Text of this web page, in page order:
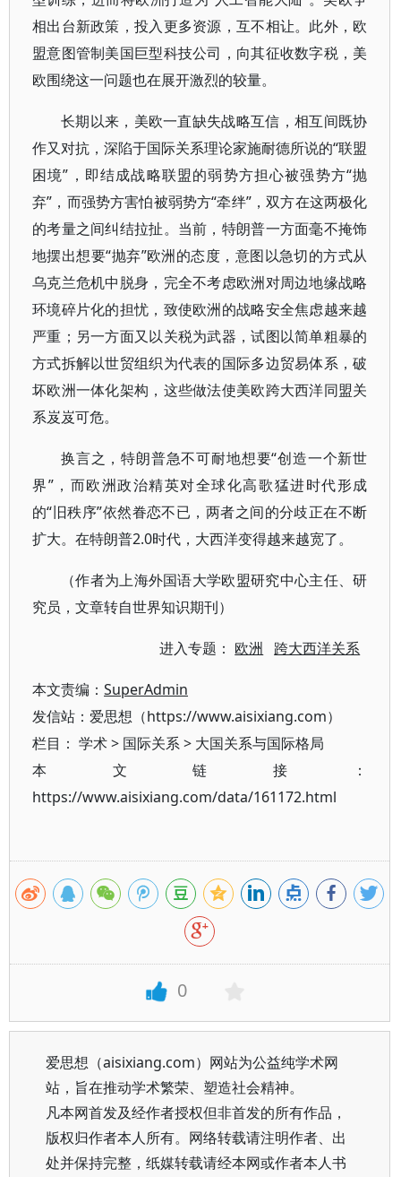
相出台新政策，投入更多资源，互不相让。此外，欧
盟意图管制美国巨型科技公司，向其征收数字税，美
欧围绕这一问题也在展开激烈的较量。
长期以来，美欧一直缺失战略互信，相互间既协
作又对抗，深陷于国际关系理论家施耐德所说的“联盟
困境”，即结成战略联盟的弱势方担心被强势方“抛
弃”，而强势方害怕被弱势方“牵绊”，双方在这两极化
的考量之间纠结拉扯。当前，特朗普一方面毫不掩饰
地摆出想要“抛弃”欧洲的态度，意图以急切的方式从
乌克兰危机中脱身，完全不考虑欧洲对周边地缘战略
环境碎片化的担忧，致使欧洲的战略安全焦虑越来越
严重；另一方面又以关税为武器，试图以简单粗暴的
方式拆解以世贸组织为代表的国际多边贸易体系，破
坏欧洲一体化架构，这些做法使美欧跨大西洋同盟关
系岌岌可危。
换言之，特朗普急不可耐地想要“创造一个新世
界”，而欧洲政治精英对全球化高歌猛进时代形成
的“旧秩序”依然眷恋不已，两者之间的分歧正在不断
扩大。在特朗普2.0时代，大西洋变得越来越宽了。
（作者为上海外国语大学欧盟研究中心主任、研
究员，文章转自世界知识期刊）
进入专题： 欧洲 跨大西洋关系
本文责编： SuperAdmin
发信站：爱思想（https://www.aisixiang.com）
栏目： 学术> 国际关系> 大国关系与国际格局
本文链接：
https://www.aisixiang.com/data/161172.html
0
爱思想（aisixiang.com）网站为公益纯学术网
站，旨在推动学术繁荣、塑造社会精神。
凡本网首发及经作者授权但非首发的所有作品，
版权归作者本人所有。网络转载请注明作者、出
处并保持完整，纸媒转载请经本网或作者本人书